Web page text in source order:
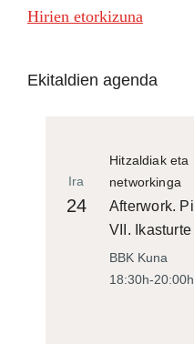
Hirien etorkizuna
Ekitaldien agenda
Hitzaldiak eta
networkinga
Ira
24
Afterwork.
VII.
BBK Kuna
18:30h-20:00h